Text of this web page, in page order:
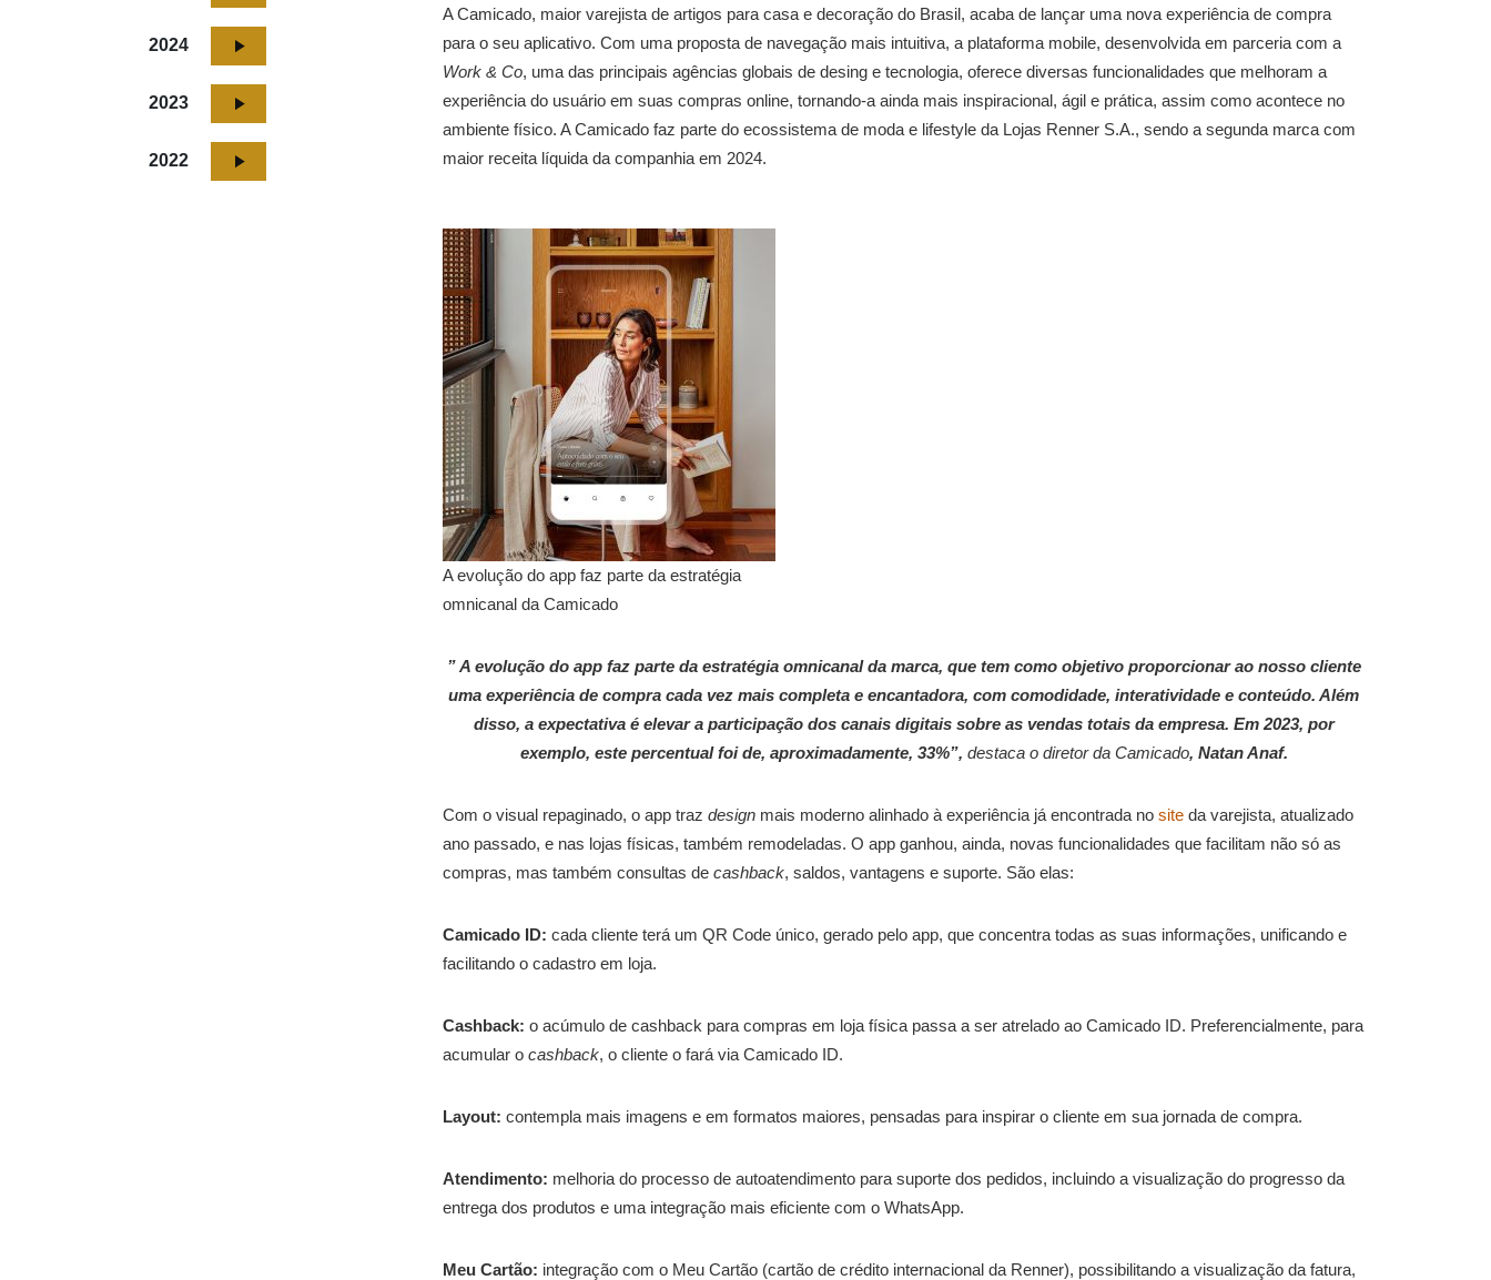
2024
2023
2022
A Camicado, maior varejista de artigos para casa e decoração do Brasil, acaba de lançar uma nova experiência de compra
para o seu aplicativo. Com uma proposta de navegação mais intuitiva, a plataforma mobile, desenvolvida em parceria com a
Work & Co, uma das principais agências globais de desing e tecnologia, oferece diversas funcionalidades que melhoram a
experiência do usuário em suas compras online, tornando-a ainda mais inspiracional, ágil e prática, assim como acontece no
ambiente físico. A Camicado faz parte do ecossistema de moda e lifestyle da Lojas Renner S.A., sendo a segunda marca com
maior receita líquida da companhia em 2024.
A evolução do app faz parte da estratégia
omnicanal da Camicado
” A evolução do app faz parte da estratégia omnicanal da marca, que tem como objetivo proporcionar ao nosso cliente
uma experiência de compra cada vez mais completa e encantadora, com comodidade, interatividade e conteúdo. Além
disso, a expectativa é elevar a participação dos canais digitais sobre as vendas totais da empresa. Em 2023, por
exemplo, este percentual foi de, aproximadamente, 33%”, destaca o diretor da Camicado, Natan Anaf.
Com o visual repaginado, o app traz design mais moderno alinhado à experiência já encontrada no site da varejista, atualizado
ano passado, e nas lojas físicas, também remodeladas. O app ganhou, ainda, novas funcionalidades que facilitam não só as
compras, mas também consultas de cashback, saldos, vantagens e suporte. São elas:
Camicado ID: cada cliente terá um QR Code único, gerado pelo app, que concentra todas as suas informações, unificando e
facilitando o cadastro em loja.
Cashback: o acúmulo de cashback para compras em loja física passa a ser atrelado ao Camicado ID. Preferencialmente, para
acumular o cashback, o cliente o fará via Camicado ID.
Layout: contempla mais imagens e em formatos maiores, pensadas para inspirar o cliente em sua jornada de compra.
Atendimento: melhoria do processo de autoatendimento para suporte dos pedidos, incluindo a visualização do progresso da
entrega dos produtos e uma integração mais eficiente com o WhatsApp.
Meu Cartão: integração com o Meu Cartão (cartão de crédito internacional da Renner), possibilitando a visualização da fatura,